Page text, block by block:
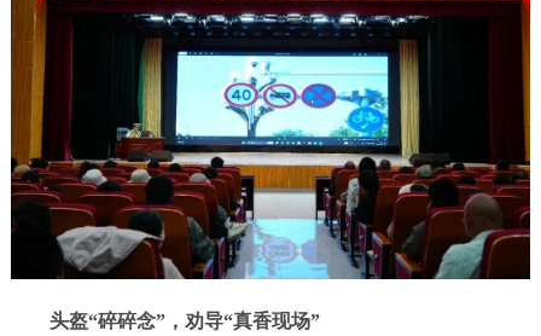
头盔“碎碎念”，劝导“真香现场”